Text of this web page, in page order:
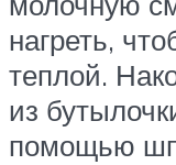
нагреть,
теплой.
из
помощью